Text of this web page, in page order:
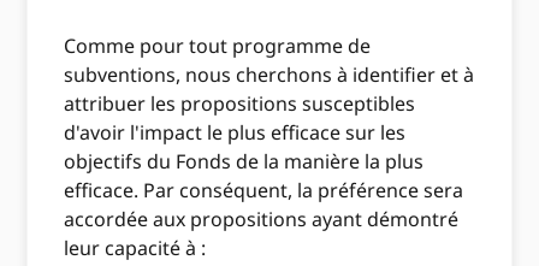
Comme pour tout programme de
subventions, nous cherchons à identifier et à
attribuer les propositions susceptibles
d'avoir l'impact le plus efficace sur les
objectifs du Fonds de la manière la plus
efficace. Par conséquent, la préférence sera
accordée aux propositions ayant démontré
leur capacité à :